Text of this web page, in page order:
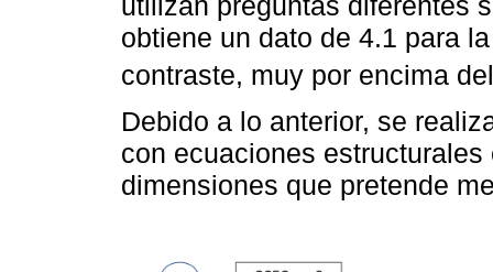
obtiene un dato de 4.1 para
contraste, muy por encima
Debido a lo anterior, se
con ecuaciones
dimensiones que pretende